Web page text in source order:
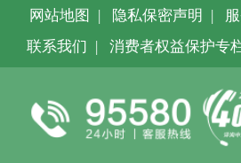
网站地图 隐私保密声明
联系我们
消费者权益保护专